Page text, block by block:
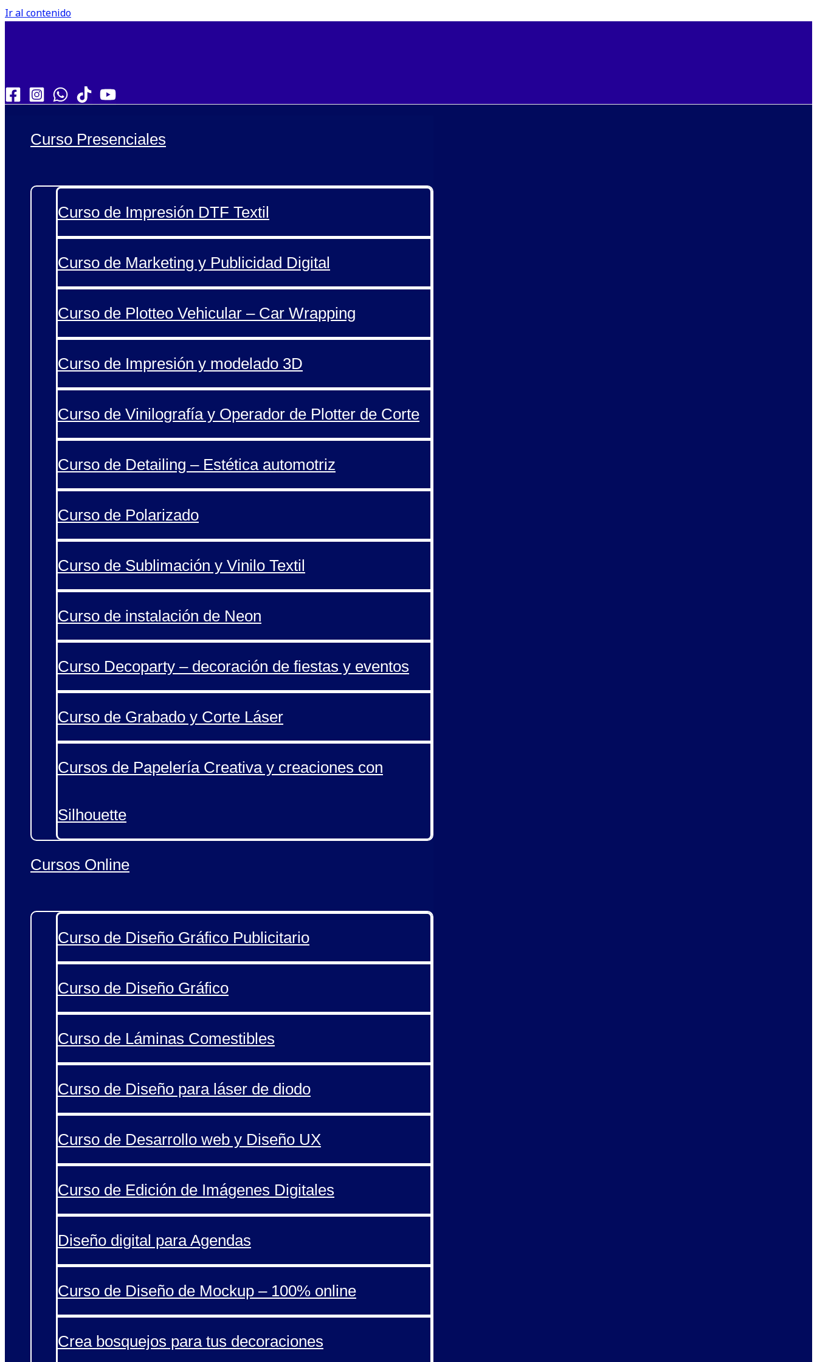
Ir al contenido
Curso Presenciales
Curso de Impresión DTF Textil
Curso de Marketing y Publicidad Digital
Curso de Plotteo Vehicular – Car Wrapping
Curso de Impresión y modelado 3D
Curso de Vinilografía y Operador de Plotter de Corte
Curso de Detailing – Estética automotriz
Curso de Polarizado
Curso de Sublimación y Vinilo Textil
Curso de instalación de Neon
Curso Decoparty – decoración de fiestas y eventos
Curso de Grabado y Corte Láser
Cursos de Papelería Creativa y creaciones con
Silhouette
Cursos Online
Curso de Diseño Gráfico Publicitario
Curso de Diseño Gráfico
Curso de Láminas Comestibles
Curso de Diseño para láser de diodo
Curso de Desarrollo web y Diseño UX
Curso de Edición de Imágenes Digitales
Diseño digital para Agendas
Curso de Diseño de Mockup – 100% online
Crea bosquejos para tus decoraciones